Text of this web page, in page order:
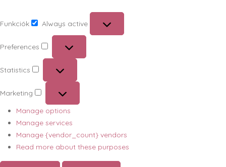
Funkciók
Always active
Preferences
Preferences
Statistics
Statistics
Marketing
Marketing
Manage options
Manage services
Manage {vendor_count} vendors
Read more about these purposes